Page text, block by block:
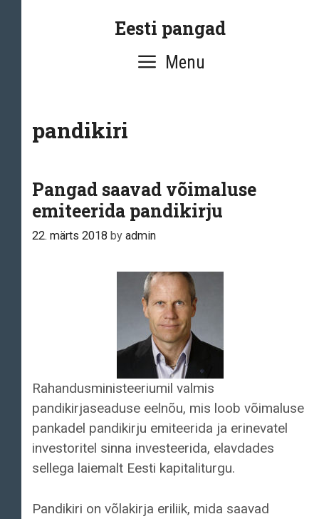
Eesti pangad
Menu
pandikiri
Pangad saavad võimaluse
emiteerida pandikirju
22. märts 2018 by admin
Rahandusministeeriumil valmis
pandikirjaseaduse eelnõu, mis loob võimaluse
pankadel pandikirju emiteerida ja erinevatel
investoritel sinna investeerida, elavdades
sellega laiemalt Eesti kapitaliturgu.
Pandikiri on võlakirja eriliik, mida saavad